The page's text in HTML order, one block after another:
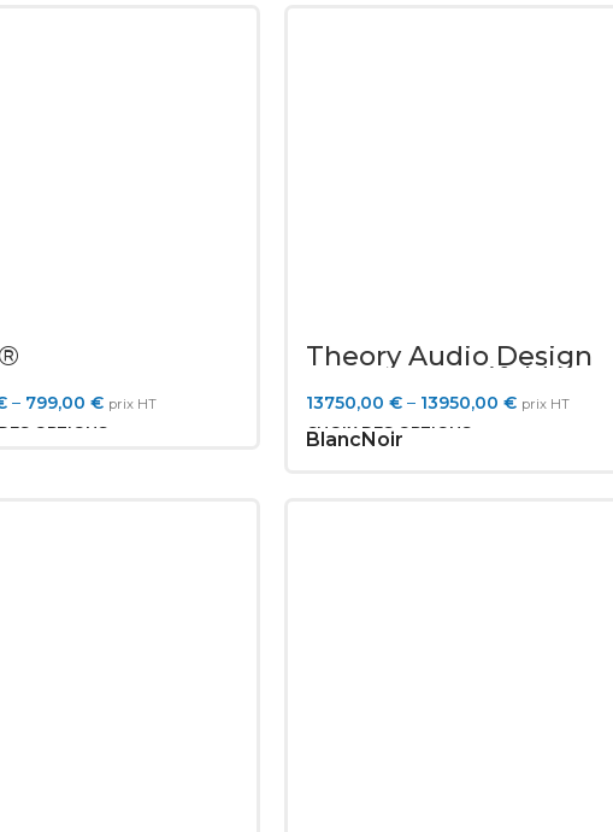
– 799,00 € prix HT
OPTIONS
Theory Audio Design
SR-221LF Manifold
Subwoofer
13750,00 €– 13950,00 € prix HT
CHOIX DES OPTIONS
BlancNoir